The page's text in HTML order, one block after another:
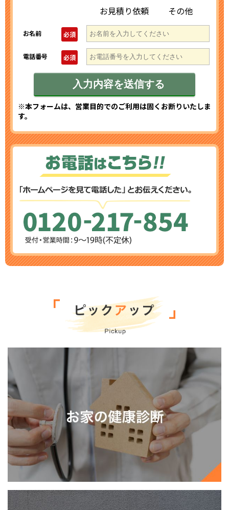
お見積り依頼
その他
お名前 必須
電話番号 必須
※本フォームは、営業目的でのご利用は固くお断りいたしま
す。